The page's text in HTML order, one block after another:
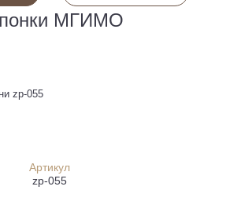
МГИМО
Артикул
zp-055